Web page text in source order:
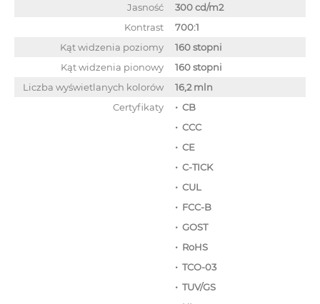
Jasność
300 cd/m2
Kontrast
700:1
Kąt widzenia poziomy
160 stopni
Kąt widzenia pionowy
160 stopni
Liczba wyświetlanych kolorów
16,2 mln
Certyfikaty
• CB
• CCC
• CE
• C-TICK
• CUL
• FCC-B
• GOST
• RoHS
• TCO-03
• TUV/GS